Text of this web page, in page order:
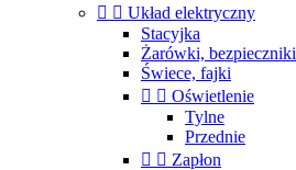
  Układ elektryczny
Stacyjka
Żarówki, bezpieczniki
Świece, fajki
  Oświetlenie
Tylne
Przednie
  Zapłon